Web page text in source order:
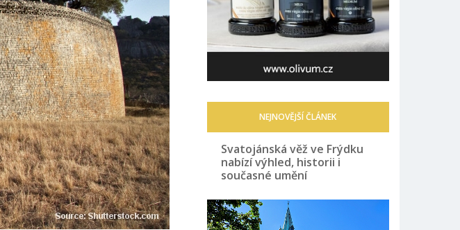
NEJNOVĚJŠÍ ČLÁNEK
Svatojánská věž ve Frýdku
nabízí výhled, historii i
současné umění